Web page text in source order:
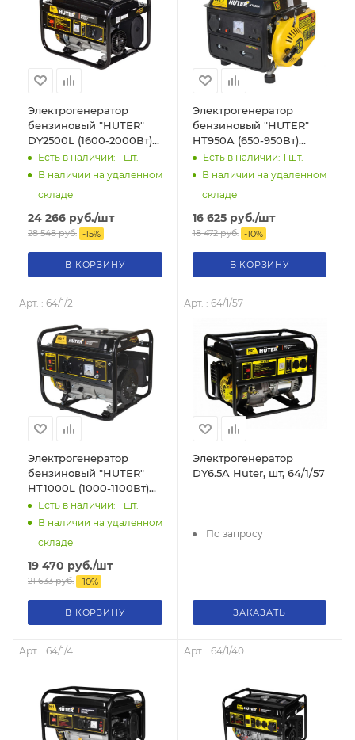
Электрогенератор
бензиновый "HUTER"
DY2500L (1600-2000Вт)
четырёхтактный, 395 г/
кВт*ч, 36кг.
Есть в наличии: 1 шт.
В наличии на удаленном
складе
24 266 руб./шт
28 548руб. -15%
В КОРЗИНУ
Электрогенератор
бензиновый "HUTER"
HT950A (650-950Вт)
двухтактный, 534 г/
кВт*ч, 17кг, 64/1/1
Есть в наличии: 1 шт.
В наличии на удаленном
складе
16 625руб./шт
18 472руб. -10%
В КОРЗИНУ
Арт. : 64/1/2
Электрогенератор
бензиновый "HUTER"
HT1000L (1000-1100Вт)
четырёхтактный, 450 г/
кВт*ч, 24кг.
Есть в наличии: 1 шт.
В наличии на удаленном
складе
19 470 руб./шт
21 633руб. -10%
В КОРЗИНУ
Арт. : 64/1/57
Электрогенератор
DY6.5A Huter, шт, 64/1/57
По запросу
ЗАКАЗАТЬ
Арт. : 64/1/4 Арт. : 64/1/40